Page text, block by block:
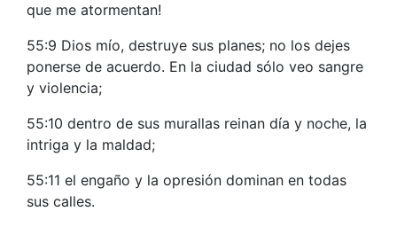
que me atormentan!
55:9 Dios mío, destruye sus planes; no los dejes
ponerse de acuerdo. En la ciudad sólo veo sangre
y violencia;
55:10 dentro de sus murallas reinan día y noche, la
intriga y la maldad;
55:11 el engaño y la opresión dominan en todas
sus calles.